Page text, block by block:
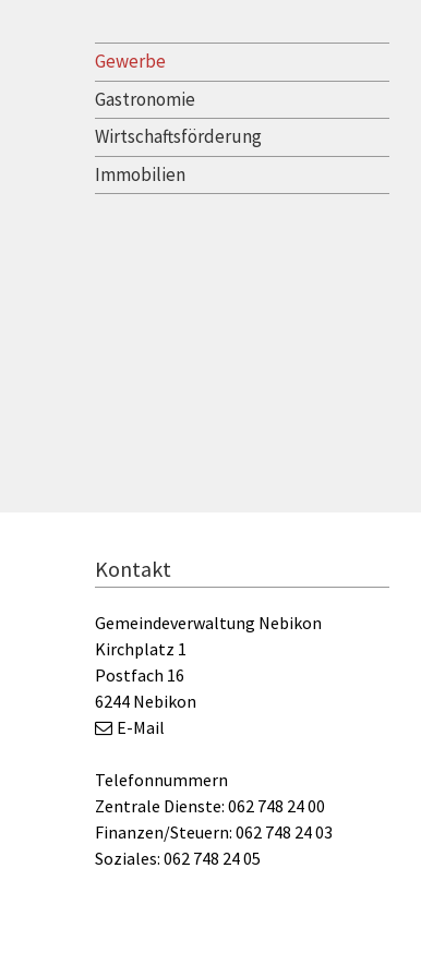
Wirtschaft
Gewerbe
Gastronomie
Wirtschaftsförderung
Immobilien
FOOTER
Kontakt
Gemeindeverwaltung Nebikon
Kirchplatz 1
Postfach 16
6244 Nebikon
E-Mail
Telefonnummern
Zentrale Dienste: 062 748 24 00
Finanzen/Steuern: 062 748 24 03
Soziales: 062 748 24 05